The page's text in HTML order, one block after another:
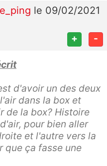
le 09/02/2021
+ -
d'avoir un des deux
dans la box et
de la box? Histoire
pour bien aller
et l'autre vers la
que ça fasse une